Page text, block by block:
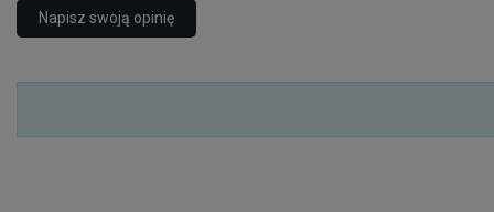
Napisz swoją opinię